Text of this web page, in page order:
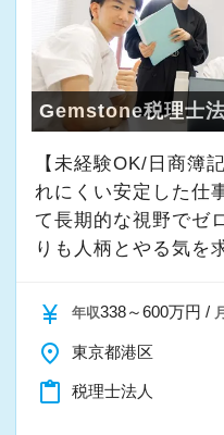
Gemstone税理士
【未経験OK/日商簿
れにくい安定した仕
て⻑期的な視野でゼ
りも人柄とやる気を
currency_yen 年収338～600万円 /
place 東京都港区
content_paste 税理士法人